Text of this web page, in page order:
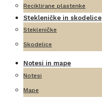
Reciklirane plastenke
Stekleničke in skodelice
Stekleničke
Skodelice
Notesi in mape
Notesi
Mape